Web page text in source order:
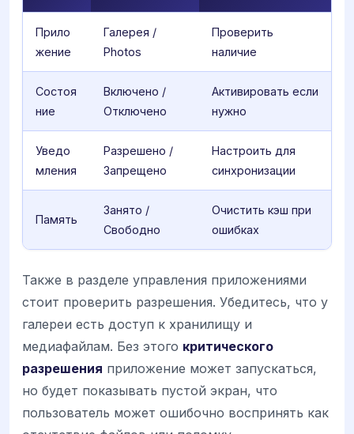
Прило
жение
Галерея /
Photos
Проверить
наличие
Состоя
ние
Включено /
Отключено
Активировать если
нужно
Уведо
мления
Разрешено /
Запрещено
Настроить для
синхронизации
Память
Занято /
Свободно
Очистить кэш при
ошибках
Также в разделе управления приложениями
стоит проверить разрешения. Убедитесь, что у
галереи есть доступ к хранилищу и
медиафайлам. Без этого критического
разрешения приложение может запускаться,
но будет показывать пустой экран, что
пользователь может ошибочно воспринять как